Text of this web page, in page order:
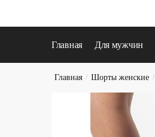
Главная Для мужчин
Главная / Шорты женские /